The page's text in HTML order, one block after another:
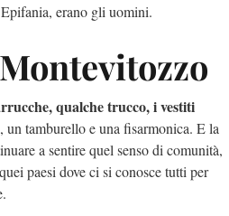
erano gli uomini.
qualche trucco, i vestiti
un tamburello e una fisarmonica. E la
a sentire quel senso di comunità,
paesi dove ci si conosce tutti per